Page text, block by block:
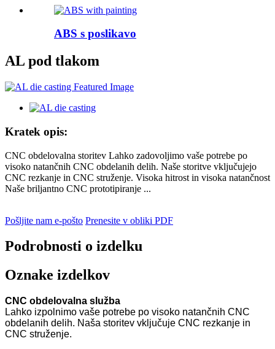
ABS s poslikavo
AL pod tlakom
Kratek opis:
CNC obdelovalna storitev Lahko zadovoljimo vaše potrebe po
visoko natančnih CNC obdelanih delih. Naše storitve vključujejo
CNC rezkanje in CNC struženje. Visoka hitrost in visoka natančnost
Naše briljantno CNC prototipiranje ...
Pošljite nam e-pošto Prenesite v obliki PDF
Podrobnosti o izdelku
Oznake izdelkov
CNC obdelovalna služba
Lahko izpolnimo vaše potrebe po visoko natančnih CNC
obdelanih delih. Naša storitev vključuje CNC rezkanje in
CNC struženje.